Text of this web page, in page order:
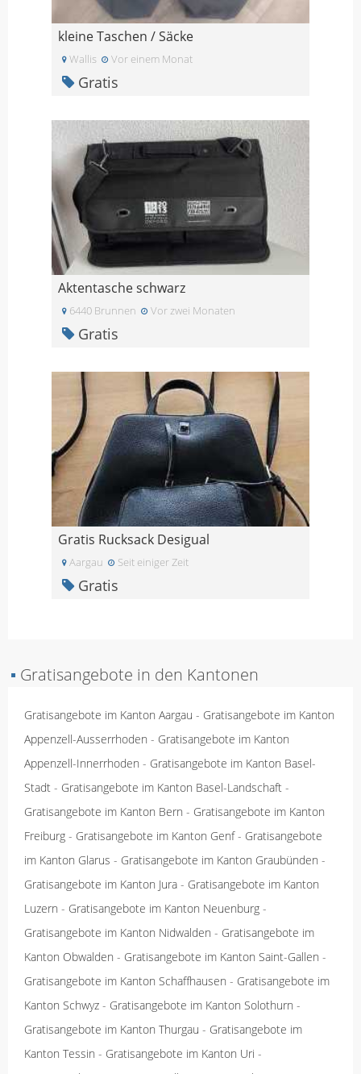
kleine Taschen / Säcke
Wallis Vor einem Monat
Gratis
Aktentasche schwarz
6440 Brunnen Vor zwei Monaten
Gratis
Gratis Rucksack Desigual
Aargau Seit einiger Zeit
Gratis
▪ Gratisangebote in den Kantonen
Gratisangebote im Kanton Aargau - Gratisangebote im Kanton
Appenzell-Ausserrhoden - Gratisangebote im Kanton
Appenzell-Innerrhoden - Gratisangebote im Kanton Basel-
Stadt - Gratisangebote im Kanton Basel-Landschaft -
Gratisangebote im Kanton Bern - Gratisangebote im Kanton
Freiburg - Gratisangebote im Kanton Genf- Gratisangebote
im Kanton Glarus - Gratisangebote im Kanton Graubünden -
Gratisangebote im Kanton Jura - Gratisangebote im Kanton
Luzern - Gratisangebote im Kanton Neuenburg -
Gratisangebote im Kanton Nidwalden - Gratisangebote im
Kanton Obwalden - Gratisangebote im Kanton Saint-Gallen -
Gratisangebote im Kanton Schaffhausen - Gratisangebote im
Kanton Schwyz - Gratisangebote im Kanton Solothurn -
Gratisangebote im Kanton Thurgau - Gratisangebote im
Kanton Tessin - Gratisangebote im Kanton Uri -